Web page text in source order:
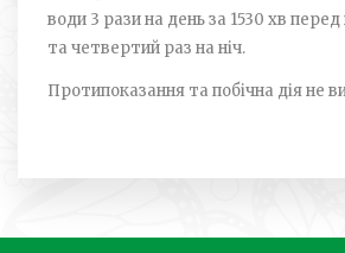
води 3 рази на день за 15­30 хв
та четвертий раз на ніч.
Протипоказання та побічна дія не